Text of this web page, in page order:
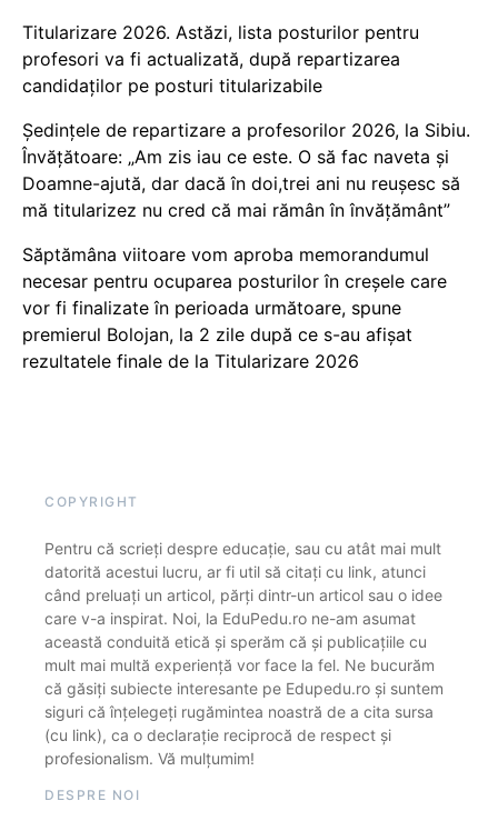
Titularizare 2026. Astăzi, lista posturilor pentru
profesori va fi actualizată, după repartizarea
candidaților pe posturi titularizabile
Ședințele de repartizare a profesorilor 2026, la Sibiu.
Învățătoare: „Am zis iau ce este. O să fac naveta și
Doamne-ajută, dar dacă în doi,trei ani nu reușesc să
mă titularizez nu cred că mai rămân în învățământ”
Săptămâna viitoare vom aproba memorandumul
necesar pentru ocuparea posturilor în creșele care
vor fi finalizate în perioada următoare, spune
premierul Bolojan, la 2 zile după ce s-au afișat
rezultatele finale de la Titularizare 2026
COPYRIGHT
Pentru că scrieți despre educație, sau cu atât mai mult
datorită acestui lucru, ar fi util să citați cu link, atunci
când preluați un articol, părți dintr-un articol sau o idee
care v-a inspirat. Noi, la EduPedu.ro ne-am asumat
această conduită etică și sperăm că și publicațiile cu
mult mai multă experiență vor face la fel. Ne bucurăm
că găsiți subiecte interesante pe Edupedu.ro și suntem
siguri că înțelegeți rugămintea noastră de a cita sursa
(cu link), ca o declarație reciprocă de respect și
profesionalism. Vă mulțumim!
DESPRE NOI